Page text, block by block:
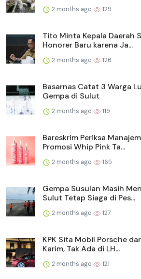
2 months ago 129
Tito Minta Kepala Daerah
Honorer Baru karena Ja...
2 months ago 126
Basarnas Catat 3 Warga
Gempa di Sulut
2 months ago 119
Bareskrim Periksa
Promosi Whip Pink Ta...
2 months ago 165
Gempa Susulan Masih
Sulut Tetap Siaga di Pes...
2 months ago 127
KPK Sita Mobil Porsche
Karim, Tak Ada di LH...
2 months ago 121